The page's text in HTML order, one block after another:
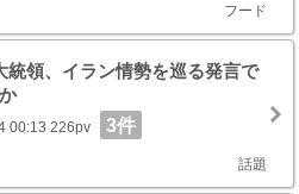
フード
統領、イラン情勢を巡る発言で
00:13 226pv 3件
話題